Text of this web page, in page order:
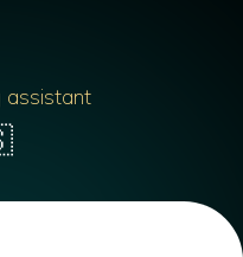
assistant